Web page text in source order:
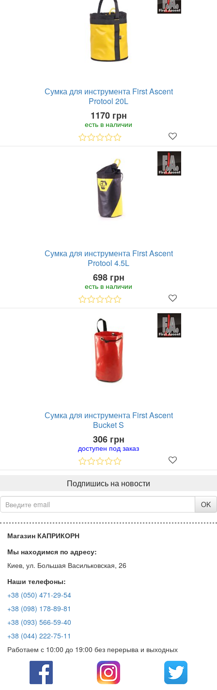
Сумка для инструмента First Ascent
Protool 20L
1170 грн
есть в наличии
Сумка для инструмента First Ascent
Protool 4.5L
698 грн
есть в наличии
Сумка для инструмента First Ascent
Bucket S
306 грн
доступен под заказ
Подпишись на новости
OK
Магазин КАПРИКОРН
Мы находимся по адресу:
Киев, ул. Большая Васильковская, 26
Наши телефоны:
+38 (050) 471-29-54
+38 (098) 178-89-81
+38 (093) 566-59-40
+38 (044) 222-75-11
Работаем с 10:00 до 19:00 без перерыва и выходных